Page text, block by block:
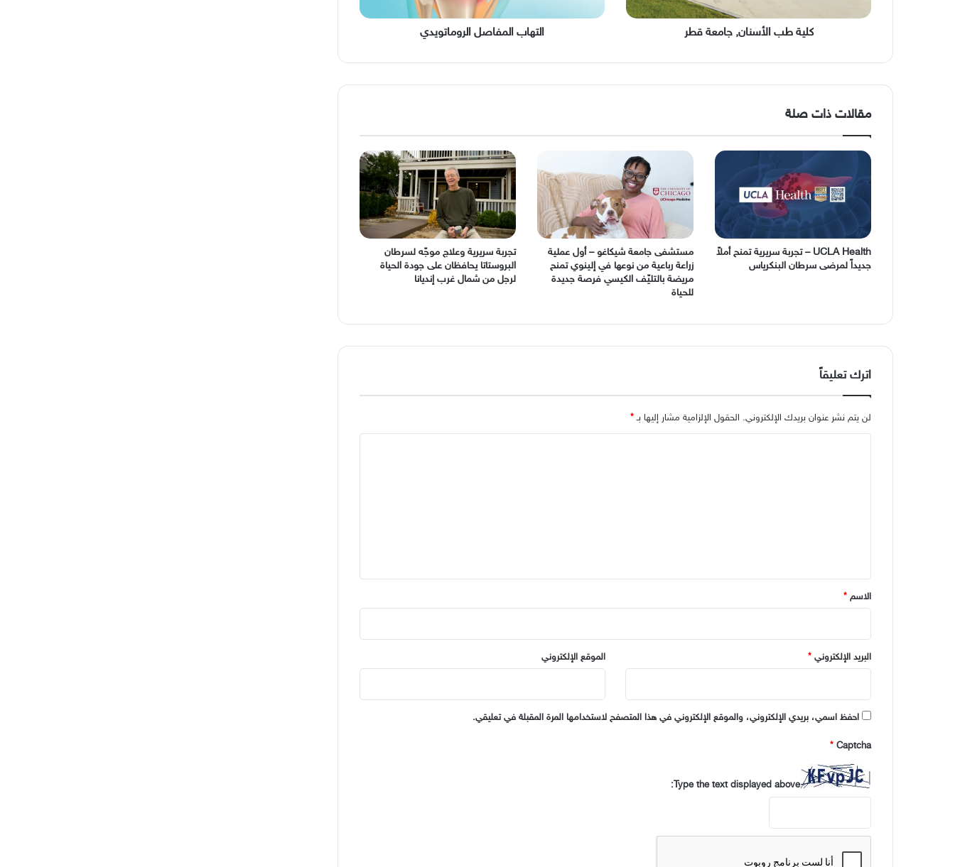
كلية طب الأسنان, جامعة قطر التهاب المفاصل الروماتويدي
مقالات ذات صلة
UCLA Health – تجربة سريرية تمنح أملاً
جديداً لمرضى سرطان البنكرياس
مستشفى جامعة شيكاغو – أول عملية
زراعة رباعية من نوعها في إلينوي تمنح
مريضة بالتليّف الكيسي فرصة جديدة
للحياة
تجربة سريرية وعلاج موجّه لسرطان
البروستاتا يحافظان على جودة الحياة
لرجل من شمال غرب إنديانا
اترك تعليقاً
لن يتم نشر عنوان بريدك الإلكتروني. الحقول الإلزامية مشار إليها بـ*
*
الاسم *
البريد الإلكتروني * الموقع الإلكتروني
احفظ اسمي، بريدي الإلكتروني، والموقع الإلكتروني في هذا المتصفح لاستخدامها المرة المقبلة في تعليقي.
Captcha
*
Type the text displayed above: